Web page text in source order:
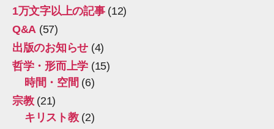
1万文字以上の記事(12)
Q&A (57)
出版のお知らせ (4)
哲学・形而上学 (15)
時間・空間 (6)
宗教(21)
キリスト教(2)